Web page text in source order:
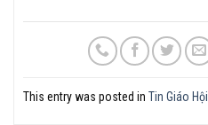
This entry was posted in Tin Giáo Hội